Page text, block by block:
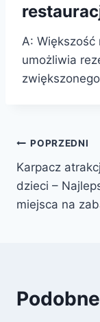
A:
umożliwia
wpisu
POPRZEDNI
Karpacz
dzieci –
miejsca na